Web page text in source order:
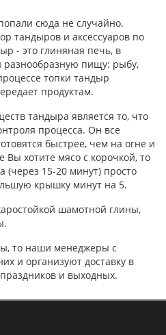
сюда не случайно.
тандыров и аксессуаров по
- это глиняная печь, в
разнообразную пищу: рыбу,
топки тандыр
продуктам.
тандыра является то, что
процесса. Он все
быстрее, чем на огне и
Вы хотите мясо с корочкой, то
(через 15-20 минут) просто
крышку минут на 5.
шамотной глины,
то наши менеджеры с
и организуют доставку в
и выходных.